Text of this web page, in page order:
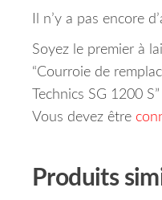
Il n’y a pas encore
Soyez le premier à
“Courroie de
Technics SG 1200 S”
Vous devez être
Produits